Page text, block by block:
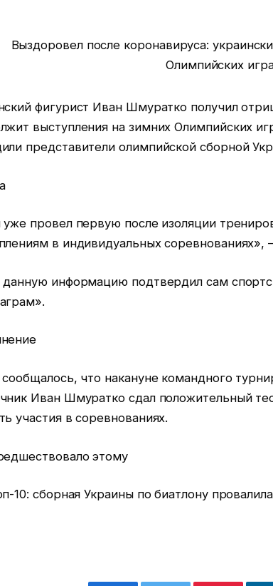
фигурист Иван Шмуратко получил
выступления на зимних Олимпийских
представители олимпийской сборной
провел первую после изоляции
в индивидуальных
данную информацию подтвердил сам
что накануне командного
Иван Шмуратко сдал положительный
участия в соревнованиях.
этому
10: сборная Украины по биатлону